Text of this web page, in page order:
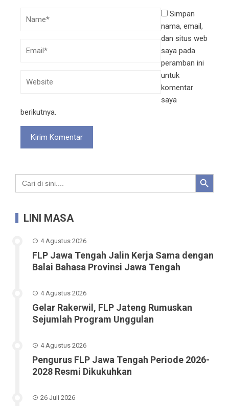
Simpan
nama, email,
dan situs web
saya pada
peramban ini
untuk
komentar
saya
berikutnya.
Search
for:
Search Button
LINI MASA
4 Agustus 2026
FLP Jawa Tengah Jalin Kerja Sama dengan
Balai Bahasa Provinsi Jawa Tengah
4 Agustus 2026
Gelar Rakerwil, FLP Jateng Rumuskan
Sejumlah Program Unggulan
4 Agustus 2026
Pengurus FLP Jawa Tengah Periode 2026-
2028 Resmi Dikukuhkan
26 Juli 2026